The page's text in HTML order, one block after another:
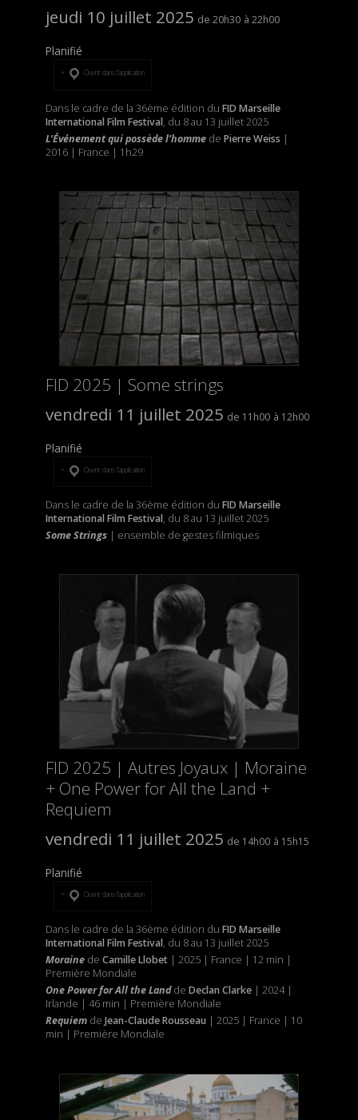
jeudi 10 juillet 2025
20h30 22h00
Planifié
Ouvrir dans l’application
Dans le cadre de la 36ème édition du FID Marseille
International Film Festival, du 8 au 13 juillet 2025
L’Événement qui possède l’hommede Pierre Weiss |
2016 | France | 1h29
FID 2025 | Some strings
vendredi 11 juillet 2025
11h00 12h00
Planifié
Ouvrir dans l’application
Dans le cadre de la 36ème édition du FID Marseille
International Film Festival, du 8 au 13 juillet 2025
Some Strings| ensemble de gestes filmiques
FID 2025 | Autres Joyaux | Moraine
+ One Power for All the Land +
Requiem
vendredi 11 juillet 2025
14h00 15h15
Planifié
Ouvrir dans l’application
Dans le cadre de la 36ème édition du FID Marseille
International Film Festival, du 8 au 13 juillet 2025
Morainede Camille Llobet| 2025 | France | 12 min |
Première Mondiale
One Power for All the Landde Declan Clarke| 2024 |
Irlande | 46 min | Première Mondiale
Requiemde Jean-Claude Rousseau | 2025 | France | 10
min | Première Mondiale